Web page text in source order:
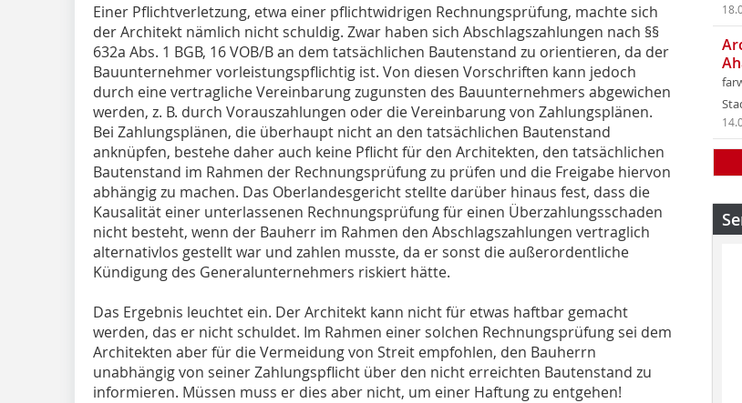
Einer Pflichtverletzung, etwa einer pflichtwidrigen Rechnungsprüfung, machte sich
der Architekt nämlich nicht schuldig. Zwar haben sich Abschlagszahlungen nach §§
632a Abs. 1 BGB, 16 VOB/B an dem tatsächlichen Bautenstand zu orientieren, da der
Bauunternehmer vorleistungspflichtig ist. Von diesen Vorschriften kann jedoch
durch eine vertragliche Vereinbarung zugunsten des Bauunternehmers abgewichen
werden, z. B. durch Vorauszahlungen oder die Vereinbarung von Zahlungsplänen.
Bei Zahlungsplänen, die überhaupt nicht an den tatsächlichen Bautenstand
anknüpfen, bestehe daher auch keine Pflicht für den Architekten, den tatsächlichen
Bautenstand im Rahmen der Rechnungsprüfung zu prüfen und die Freigabe hiervon
abhängig zu machen. Das Oberlandesgericht stellte darüber hinaus fest, dass die
Kausalität einer unterlassenen Rechnungsprüfung für einen Überzahlungsschaden
nicht besteht, wenn der Bauherr im Rahmen den Abschlagszahlungen vertraglich
alternativlos gestellt war und zahlen musste, da er sonst die außerordentliche
Kündigung des Generalunternehmers riskiert hätte.
Das Ergebnis leuchtet ein. Der Architekt kann nicht für etwas haftbar gemacht
werden, das er nicht schuldet. Im Rahmen einer solchen Rechnungsprüfung sei dem
Architekten aber für die Vermeidung von Streit empfohlen, den Bauherrn
unabhängig von seiner Zahlungspflicht über den nicht erreichten Bautenstand zu
informieren. Müssen muss er dies aber nicht, um einer Haftung zu entgehen!